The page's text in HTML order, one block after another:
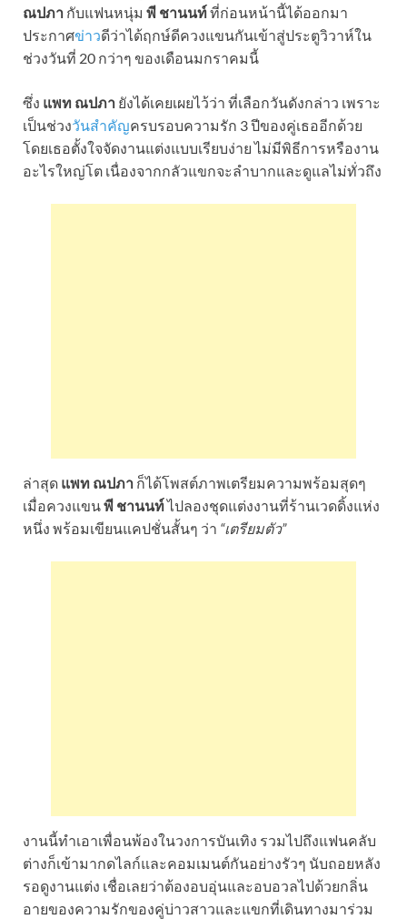
ณปภา กับแฟนหนุ่ม พี ชานนท์ที่ก่อนหน้านี้ได้ออกมา
ประกาศข่าวดีว่าได้ฤกษ์ดีควงแขนกันเข้าสู่ประตูวิวาห์ใน
ช่วงวันที่ 20 กว่าๆ ของเดือนมกราคมนี้
ซึ่ง แพท ณปภา ยังได้เคยเผยไว้ว่า ที่เลือกวันดังกล่าว เพราะ
เป็นช่วงวันสำคัญครบรอบความรัก 3 ปีของคู่เธออีกด้วย
โดยเธอตั้งใจจัดงานแต่งแบบเรียบง่าย ไม่มีพิธีการหรืองาน
อะไรใหญ่โต เนื่องจากกลัวแขกจะลำบากและดูแลไม่ทั่วถึง
ล่าสุด แพท ณปภา ก็ได้โพสต์ภาพเตรียมความพร้อมสุดๆ
เมื่อควงแขนพี ชานนท์ไปลองชุดแต่งงานที่ร้านเวดดิ้งแห่ง
หนึ่ง พร้อมเขียนแคปชั่นสั้นๆ ว่า “เตรียมตัว”
งานนี้ทำเอาเพื่อนพ้องในวงการบันเทิง รวมไปถึงแฟนคลับ
ต่างก็เข้ามากดไลก์และคอมเมนต์กันอย่างรัวๆ นับถอยหลัง
รอดูงานแต่ง เชื่อเลยว่าต้องอบอุ่นและอบอวลไปด้วยกลิ่น
อายของความรักของคู่บ่าวสาวและแขกที่เดินทางมาร่วม